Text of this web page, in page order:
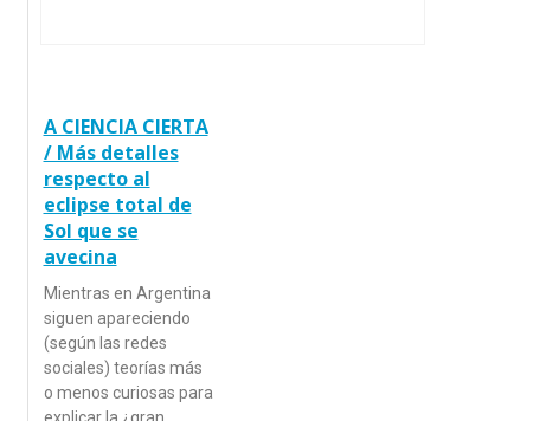
A CIENCIA CIERTA
/ Más detalles
respecto al
eclipse total de
Sol que se
avecina
Mientras en Argentina
siguen apareciendo
(según las redes
sociales) teorías más
o menos curiosas para